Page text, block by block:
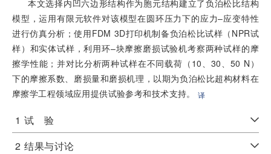
本文选择内凹六边形结构作为胞元结构建立了负泊松比结构
模型，运用有限元软件对该模型在圆环压力下的应力–应变特性
进行仿真分析；使用FDM 3D打印机制备负泊松比试样（NPR试
样）和实体试样，利用环–块摩擦磨损试验机考察两种试样的摩
擦学性能；并对比分析两种试样在不同载荷（10、30、50 N）
下的摩擦系数、磨损量和磨损机理，以期为负泊松比超构材料在
摩擦学工程领域应用提供试验参考和技术支持。
译
1 试 验
2 结果与讨论